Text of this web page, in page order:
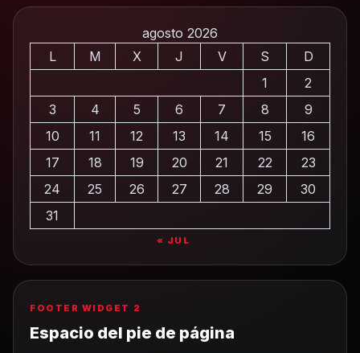
agosto 2026
L
M X J V S
D
1
2
3
4 5 6 7 8
9
10
11 12 13 14 15
16
17
18 19 20 21 22
23
24
25 26 27 28 29
30
31
« JUL
FOOTER WIDGET 2
Espacio del pie de página